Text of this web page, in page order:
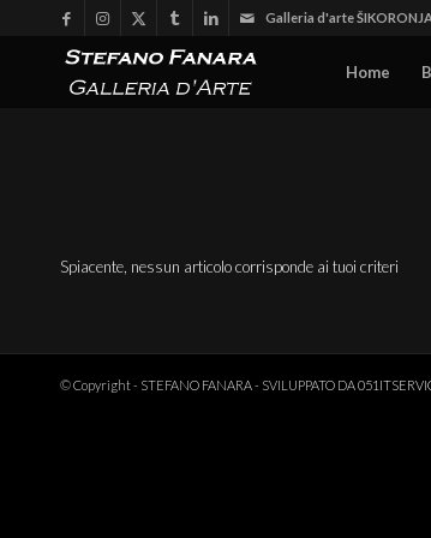
Galleria d'arte
Home
Spiacente, nessun articolo corrisponde ai tuoi criteri
© Copyright - STEFANO FANARA - SVILUPPATO DA